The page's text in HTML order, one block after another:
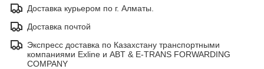
Доставка курьером по г. Алматы.
Доставка почтой
Экспресс доставка по Казахстану транспортными
компаниями Exline и ABT & E-TRANS FORWARDING
COMPANY